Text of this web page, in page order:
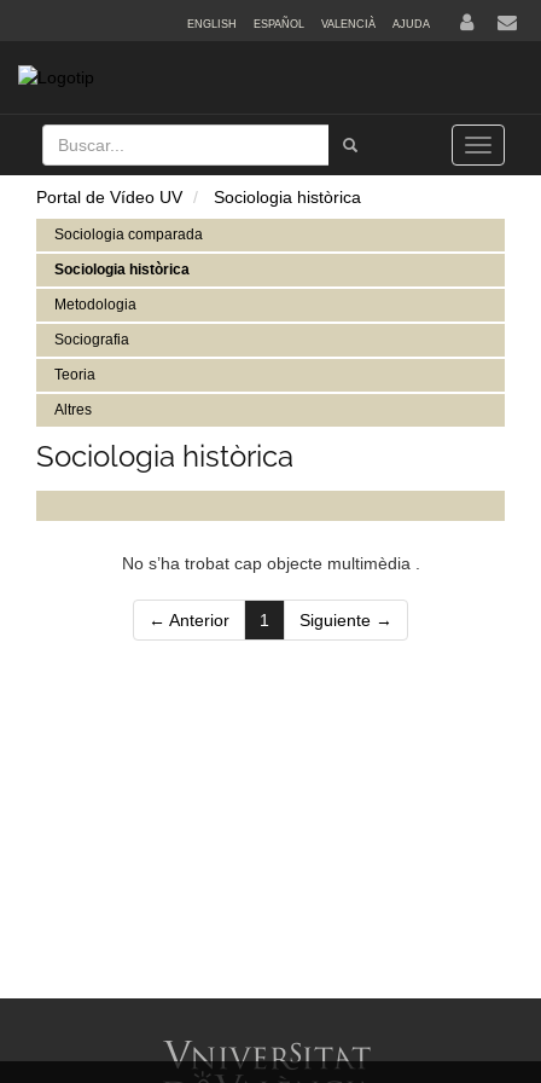
ENGLISH ESPAÑOL VALENCIÀ AJUDA
Buscar
Tramet
Toggle
navigation
Portal de Vídeo UV Sociologia històrica
Sociologia comparada
Sociologia històrica
Metodologia
Sociografia
Teoria
Altres
Sociologia històrica
No s’ha trobat cap objecte multimèdia .
← Anterior 1 (current)
Siguiente →